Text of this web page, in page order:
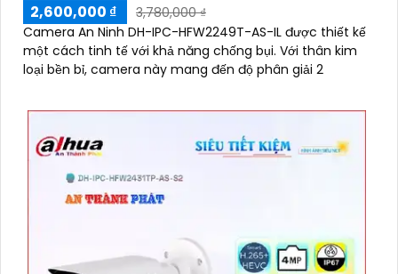
2,600,000 ₫
3,780,000 ₫
Camera An Ninh DH-IPC-HFW2249T-AS-IL được thiết kế
một cách tinh tế với khả năng chống bụi. Với thân kim
loại bền bỉ, camera này mang đến độ phân giải 2